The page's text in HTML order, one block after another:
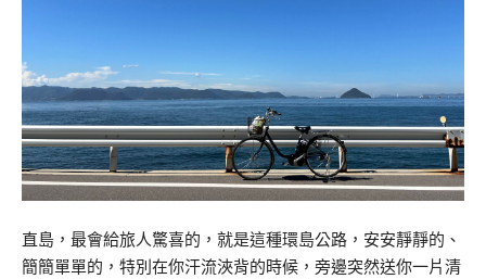
直島，最會給旅人驚喜的，就是這種環島公路，安安靜靜的、
簡簡單單的，特別在你汗流浹背的時候，旁邊突然送你一片清